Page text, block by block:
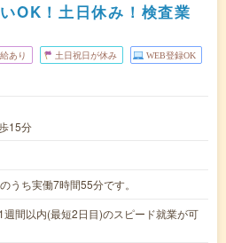
OK！土日休み！検査業
あり 土日祝日が休み WEB登録OK
15分
うち実働7時間55分です。
間以内(最短2日目)のスピード就業が可